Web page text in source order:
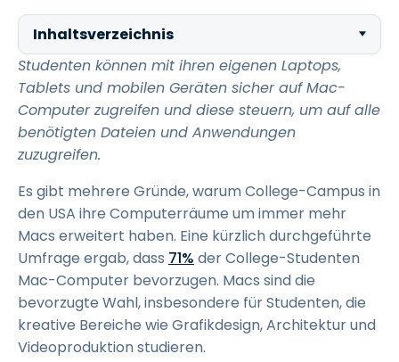
Inhaltsverzeichnis
Studenten können mit ihren eigenen Laptops,
Tablets und mobilen Geräten sicher auf Mac-
Computer zugreifen und diese steuern, um auf alle
benötigten Dateien und Anwendungen
zuzugreifen.
Es gibt mehrere Gründe, warum College-Campus in
den USA ihre Computerräume um immer mehr
Macs erweitert haben. Eine kürzlich durchgeführte
Umfrage ergab, dass 71% der College-Studenten
Mac-Computer bevorzugen. Macs sind die
bevorzugte Wahl, insbesondere für Studenten, die
kreative Bereiche wie Grafikdesign, Architektur und
Videoproduktion studieren.